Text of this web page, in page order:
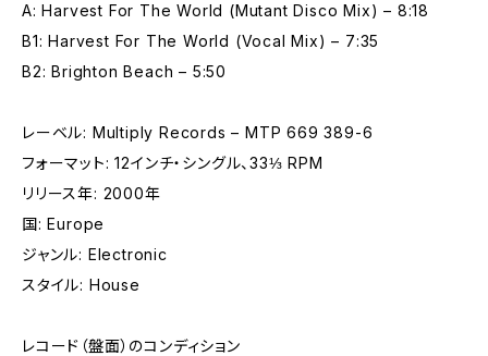
A: Harvest For The World (Mutant Disco Mix) – 8:18
B1: Harvest For The World (Vocal Mix) – 7:35
B2: Brighton Beach – 5:50
レーベル: Multiply Records – MTP 669 389-6
フォーマット: 12インチ・シングル、33⅓ RPM
リリース年: 2000年
国: Europe
ジャンル: Electronic
スタイル: House
レコード（盤面）のコンディション